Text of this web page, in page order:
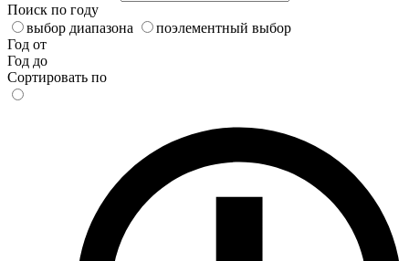
Поиск по году
выбор диапазона
поэлементный выбор
Год от
Год до
Сортировать по